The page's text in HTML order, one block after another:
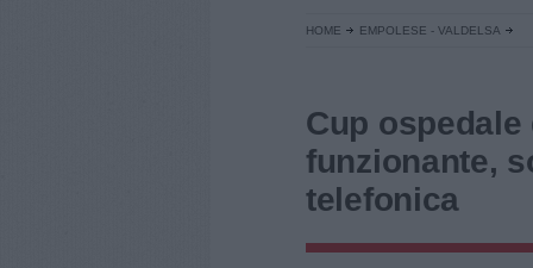
HOME EMPOLESE - VALDELSA
Cup
funzionante,
telefonica